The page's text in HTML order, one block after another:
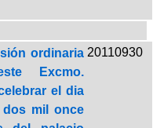
ordinaria
Excmo.
el dia
dos mil once
20110930